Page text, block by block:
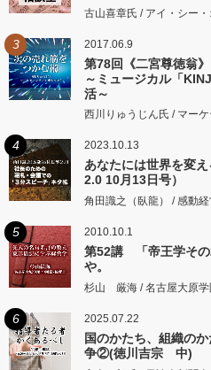
古山喜章氏 / アイ・シー
3 2017.06.9
第78回《二宮尊徳翁
～ミュージカル「
活～
西川りゅうじん氏 / マー
4 2023.10.13
あなたには世界を変
2.0 10月13日号）
角田識之（臥龍） / 感動
5 2010.10.1
第52講 「帝王学その
や。
杉山 厳海 / 名古屋大原学
6 2025.07.22
国のかたち、組織の
争②(徳川吉宗 中)